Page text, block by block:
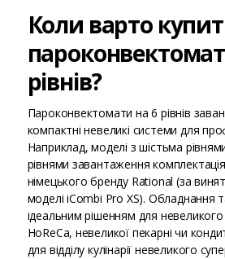
Коли варто
рівнів?
Пароконвектомати на 6 рівнів
компактні невеликі системи для
Наприклад, моделі з шістьма
рівнями завантаження
німецького бренду Rational (за
моделі iCombi Pro XS). Обладнання
ідеальним рішенням для невеликого
HoReCa, невеликої пекарні чи
для відділу кулінарії невеликого